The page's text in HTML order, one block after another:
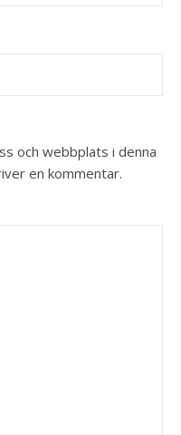
och webbplats i denna
en kommentar.